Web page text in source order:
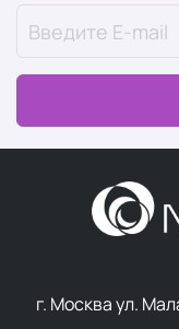
г. Москва ул.